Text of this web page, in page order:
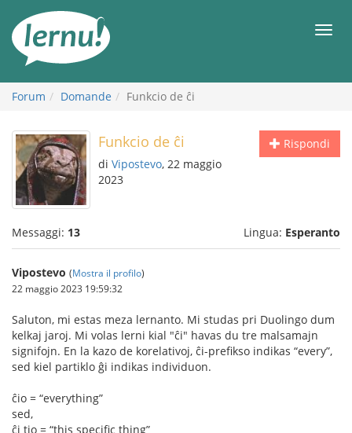
all’indice
Forum Domande Funkcio de ĉi
Rispondi
Funkcio de ĉi
di Vipostevo, 22 maggio
2023
Messaggi: 13 Lingua: Esperanto
Vipostevo (Mostra il profilo)
22 maggio 2023 19:59:32
Saluton, mi estas meza lernanto. Mi studas pri Duolingo dum
kelkaj jaroj. Mi volas lerni kial "ĉi" havas du tre malsamajn
signifojn. En la kazo de korelativoj, ĉi-prefikso indikas “every”,
sed kiel partiklo ĝi indikas individuon.
ĉio = “everything”
sed,
ĉi tio = “this specific thing”